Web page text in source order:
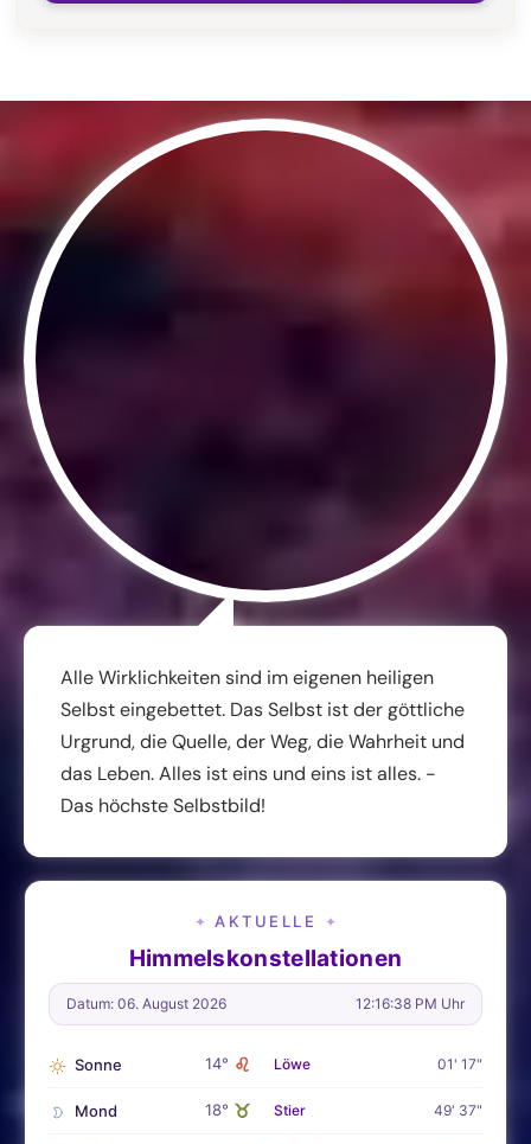
Alle Wirklichkeiten sind im eigenen heiligen
Selbst eingebettet. Das Selbst ist der göttliche
Urgrund, die Quelle, der Weg, die Wahrheit und
das Leben. Alles ist eins und eins ist alles. -
Das höchste Selbstbild!
✦ AKTUELLE ✦
Himmelskonstellationen
Datum: 06. August 2026 12:16:40 PM Uhr
Sonne 14° ♌ Löwe 01' 17"
Mond 18° ♉ Stier 49' 37"